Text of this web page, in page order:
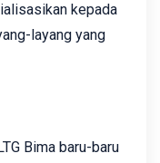
kepada
layang yang
Bima baru-baru